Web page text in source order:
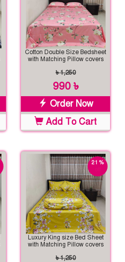
Cotton Double Size Bedsheet
with Matching Pillow covers
৳ 1,250
990 ৳
Order Now
Add To Cart
21 %
Luxury King size Bed Sheet
with Matching Pillow covers
৳ 1,250